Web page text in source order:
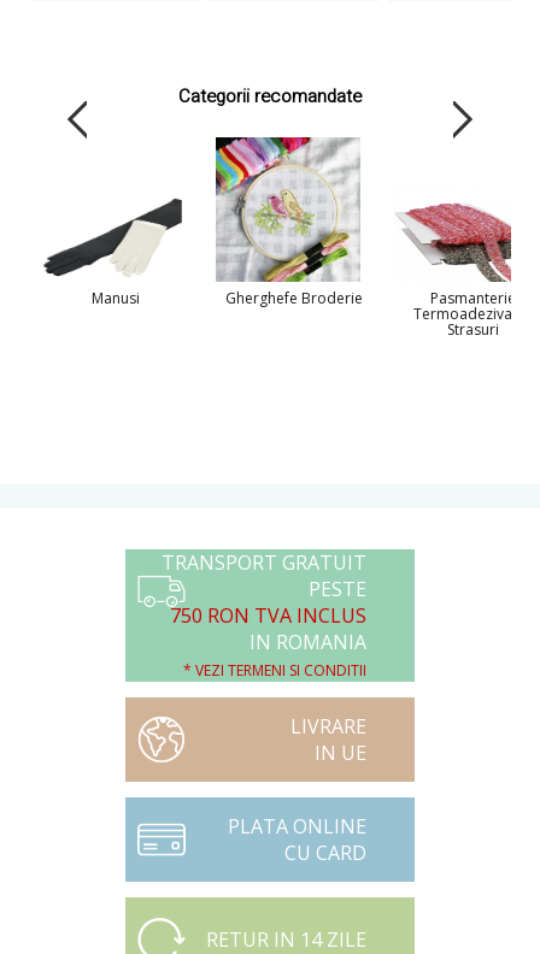
Categorii recomandate
Manusi Gherghefe Broderie Pasmanterie
Termoadeziva cu
Strasuri
TRANSPORT GRATUIT
PESTE
750 RON TVA INCLUS
IN ROMANIA
* VEZI TERMENI SI CONDITII
LIVRARE
IN UE
PLATA ONLINE
CU CARD
RETUR IN 14 ZILE